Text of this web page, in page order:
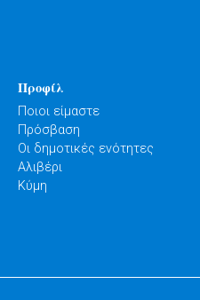
Προφίλ
Ποιοι είμαστε
Πρόσβαση
Οι δημοτικές ενότητες
Αλιβέρι
Κύμη